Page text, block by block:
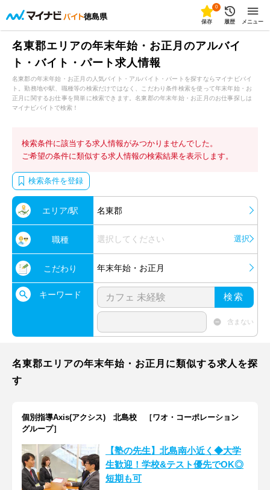
徳島県
0
保存 履歴 メニュー
名東郡エリアの年末年始・お正月のアルバイ
ト・バイト・パート求人情報
名東郡の年末年始・お正月の人気バイト・アルバイト・パートを探すならマイナビバイ
ト。勤務地や駅、職種等の検索だけではなく、こだわり条件検索を使って年末年始・お
正月に関するお仕事を簡単に検索できます。名東郡の年末年始・お正月のお仕事探しは
マイナビバイトで検索！
検索条件に該当する求人情報がみつかりませんでした。
ご希望の条件に類似する求人情報の検索結果を表示します。
検索条件を登録
エリア/駅 名東郡
職種 選択してください 選択
こだわり 年末年始・お正月
キーワード 検索
含まない
名東郡エリアの年末年始・お正月に類似する求人を探
す
個別指導Axis(アクシス) 北島校 ［ワオ・コーポレーション
グループ］
【塾の先生】北島南小近く◆大学
生歓迎！学校&テスト優先でOK◎
短期も可